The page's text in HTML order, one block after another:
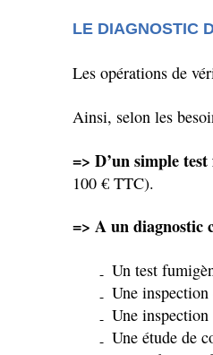
LE DIAGNOSTIC
Les opérations de
Ainsi, selon les
=> D’un simple
100 € TTC).
=> A un diagnostic
Un test
Une
Une
Une étude de